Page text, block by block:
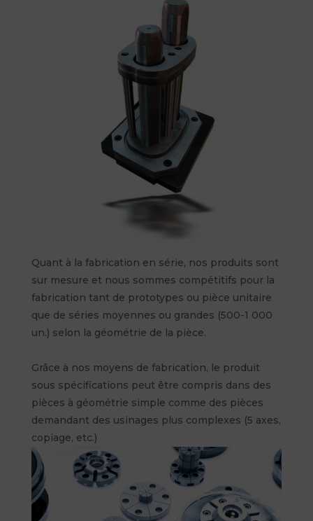
Quant à la fabrication en série, nos produits sont
sur mesure et nous sommes compétitifs pour la
fabrication tant de prototypes ou pièce unitaire
que de séries moyennes ou grandes (500-1 000
un.) selon la géométrie de la pièce.
Grâce à nos moyens de fabrication, le produit
sous spécifications peut être compris dans des
pièces à géométrie simple comme des pièces
demandant des usinages plus complexes (5 axes,
copiage, etc.)